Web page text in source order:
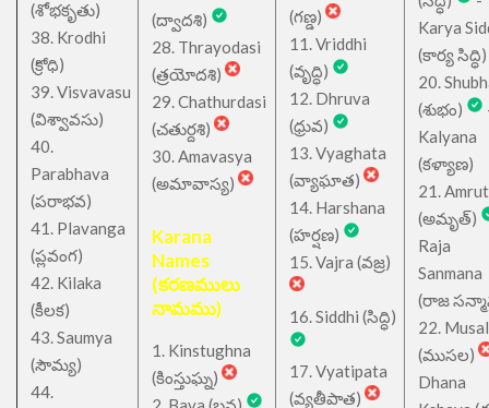
(శోభకృతు)
38. Krodhi
(క్రోధి)
39. Visvavasu
(విశ్వావసు)
40.
Parabhava
(పరాభవ)
41. Plavanga
(ప్లవంగ)
42. Kilaka
(కీలక)
43. Saumya
(సౌమ్య)
44.
(ద్వాదశి)
28. Thrayodasi
(త్రయోదశి)
29. Chathurdasi
(చతుర్దశి)
30. Amavasya
(అమావాస్య)
Karana
Names
(కరణములు
నామము)
1. Kinstughna
(కింస్తుఘ్న)
(గణ్డ)
11. Vriddhi
(వృద్ధి)
12. Dhruva
(ధ్రువ)
13. Vyaghata
(వ్యాఘాత)
14. Harshana
(హర్షణ)
15. Vajra (వజ్ర)
16. Siddhi (సిద్ధి)
17. Vyatipata
(వ్యతీపాత)
Karya
(కార్య సిద్ధి)
20.
(శుభం)
Kalyana
(కళ్యాణ)
21.
(అమృత్)
Raja
Sanmana
(రాజ
22.
(ముసల)
Dhana